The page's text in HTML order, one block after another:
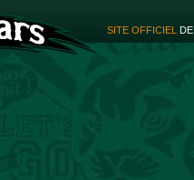
SITE OFFICIEL